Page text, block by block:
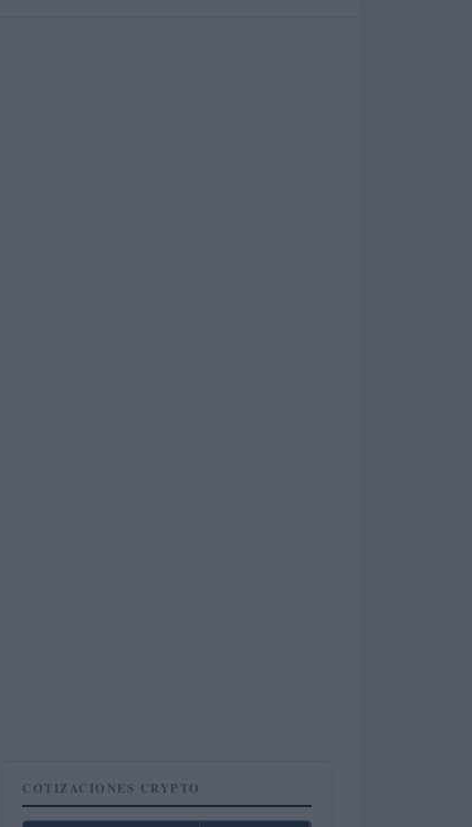
COTIZACIONES CRYPTO